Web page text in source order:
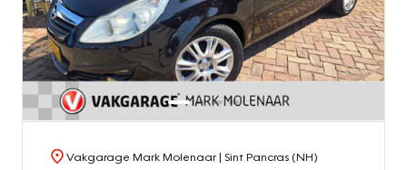
Vakgarage Mark Molenaar| Sint Pancras (NH)